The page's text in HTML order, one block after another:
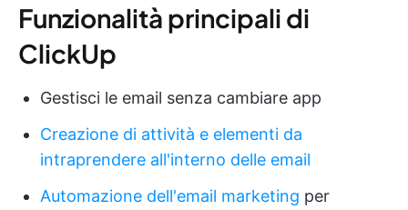
Funzionalità principali di
ClickUp
Gestisci le email senza cambiare app
Creazione di attività e elementi da
intraprendere all'interno delle email
Automazione dell'email marketing per